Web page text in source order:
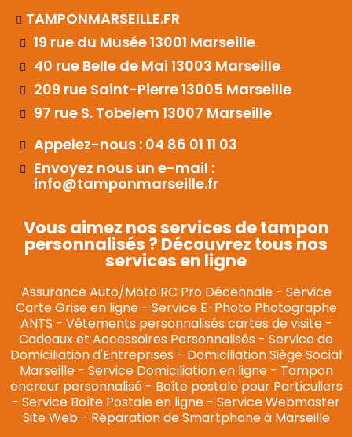
TAMPONMARSEILLE.FR
19 rue du Musée 13001 Marseille
40 rue Belle de Mai 13003 Marseille
209 rue Saint-Pierre 13005 Marseille
97 rue S. Tobelem 13007 Marseille
Appelez-nous : 04 86 01 11 03
Envoyez nous un e-mail :
info@tamponmarseille.fr
Vous aimez nos services de tampon
personnalisés ? Découvrez tous nos
services en ligne
Assurance Auto/Moto RC Pro Décennale- Service
Carte Grise en ligne- Service E-Photo Photographe
ANTS - Vêtements personnalisés cartes de visite-
Cadeaux et Accessoires Personnalisés - Service de
Domiciliation d'Entreprises - Domiciliation Siège Social
Marseille- Service Domiciliation en ligne- Tampon
encreur personnalisé- Boîte postale pour Particuliers
- Service Boîte Postale en ligne - Service Webmaster
Site Web- Réparation de Smartphone à Marseille